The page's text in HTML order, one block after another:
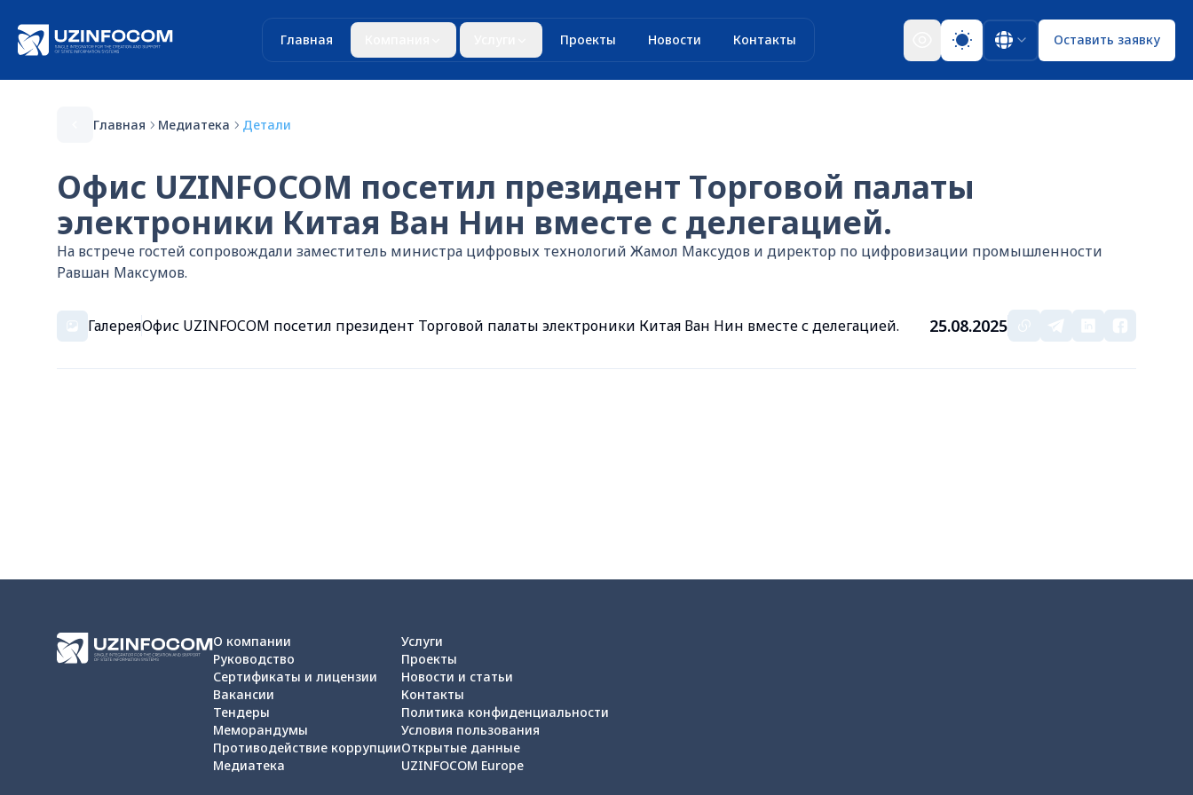
Главная Проекты Новости Контакты Оставить заявку
Главная Медиатека Детали
Офис UZINFOCOM посетил президент Торговой палаты
электроники Китая Ван Нин вместе с делегацией.
На встрече гостей сопровождали заместитель министра цифровых технологий Жамол Максудов и директор по цифровизации промышленности
Равшан Максумов.
ГалереяОфис UZINFOCOM посетил президент Торговой палаты электроники Китая Ван Нин вместе с делегацией. 25.08.2025
О компании
Руководство
Сертификаты и лицензии
Вакансии
Тендеры
Меморандумы
Противодействие коррупции
Медиатека
Услуги
Проекты
Новости и статьи
Контакты
Политика конфиденциальности
Условия пользования
Открытые данные
UZINFOCOM Europe